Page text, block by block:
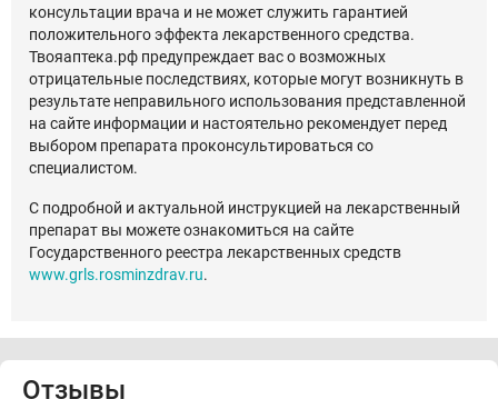
консультации врача и не может служить гарантией
положительного эффекта лекарственного средства.
Твояаптека.рф предупреждает вас о возможных
отрицательные последствиях, которые могут возникнуть в
результате неправильного использования представленной
на сайте информации и настоятельно рекомендует перед
выбором препарата проконсультироваться со
специалистом.
С подробной и актуальной инструкцией на лекарственный
препарат вы можете ознакомиться на сайте
Государственного реестра лекарственных средств
www.grls.rosminzdrav.ru.
Отзывы